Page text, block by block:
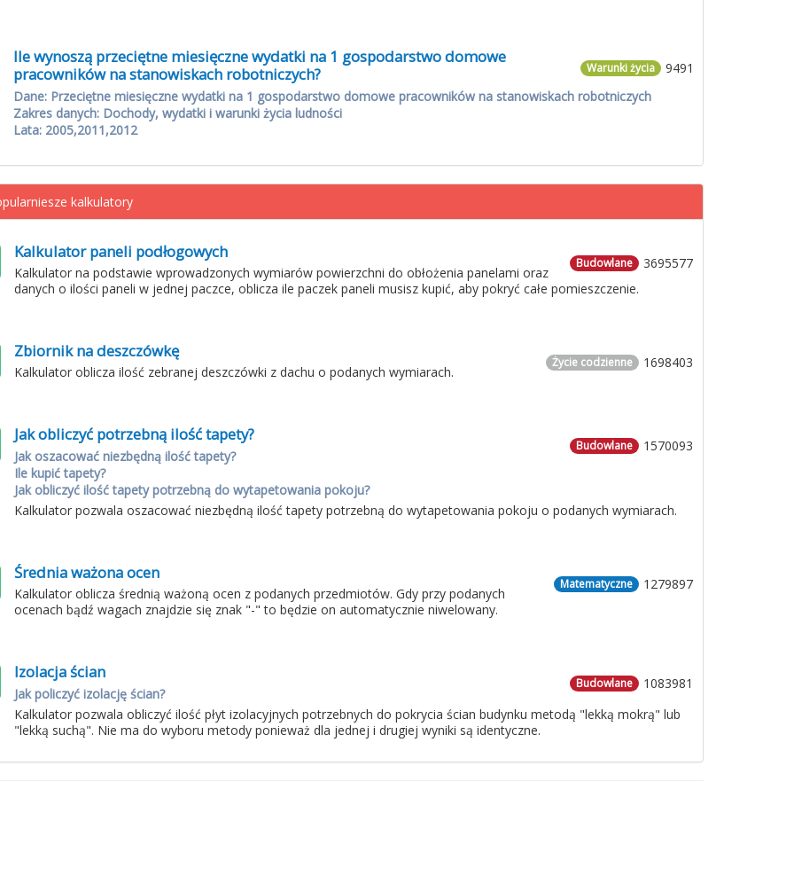
9491
Warunki życia
Ile wynoszą przeciętne miesięczne wydatki na 1 gospodarstwo domowe
pracowników na stanowiskach robotniczych?
Dane: Przeciętne miesięczne wydatki na 1 gospodarstwo domowe pracowników na stanowiskach robotniczych
Zakres danych: Dochody, wydatki i warunki życia ludności
Lata: 2005,2011,2012
kalkulatory
3695577
Budowlane
Kalkulator paneli podłogowych
Kalkulator na podstawie wprowadzonych wymiarów powierzchni do obłożenia panelami oraz
danych o ilości paneli w jednej paczce, oblicza ile paczek paneli musisz kupić, aby pokryć całe pomieszczenie.
1698403
Życie codzienne
Zbiornik na deszczówkę
Kalkulator oblicza ilość zebranej deszczówki z dachu o podanych wymiarach.
1570093
Budowlane
Jak obliczyć potrzebną ilość tapety?
Jak oszacować niezbędną ilość tapety?
Ile kupić tapety?
Jak obliczyć ilość tapety potrzebną do wytapetowania pokoju?
Kalkulator pozwala oszacować niezbędną ilość tapety potrzebną do wytapetowania pokoju o podanych wymiarach.
1279897
Matematyczne
Średnia ważona ocen
Kalkulator oblicza średnią ważoną ocen z podanych przedmiotów. Gdy przy podanych
ocenach bądź wagach znajdzie się znak "-" to będzie on automatycznie niwelowany.
1083981
Budowlane
Izolacja ścian
Jak policzyć izolację ścian?
Kalkulator pozwala obliczyć ilość płyt izolacyjnych potrzebnych do pokrycia ścian budynku metodą "lekką mokrą" lub
"lekką suchą". Nie ma do wyboru metody ponieważ dla jednej i drugiej wyniki są identyczne.